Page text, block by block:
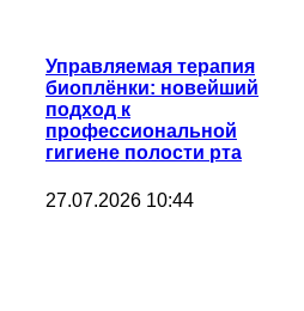
Управляемая терапия
биоплёнки: новейший
подход к
профессиональной
гигиене полости рта
27.07.2026 10:44